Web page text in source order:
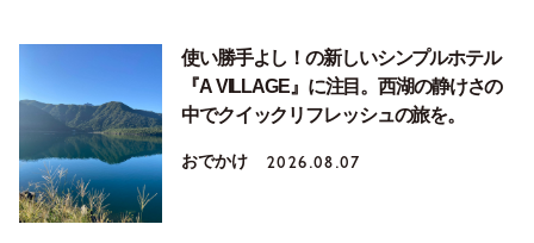
使い勝手よし！の新しいシンプルホテル
『A VILLAGE』に注目。西湖の静けさの
中でクイックリフレッシュの旅を。
おでかけ 2026.08.07